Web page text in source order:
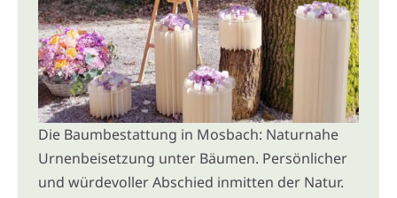
Die Baumbestattung in Mosbach: Naturnahe
Urnenbeisetzung unter Bäumen. Persönlicher
und würdevoller Abschied inmitten der Natur.